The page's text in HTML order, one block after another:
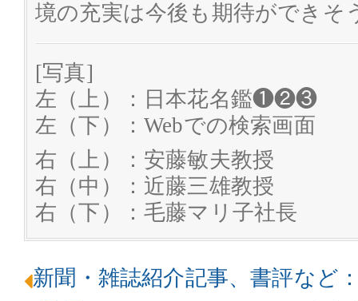
境の充実は今後も期待ができそ
[写真]
左（上）：日本花名鑑❶❷❸
左（下）：Webでの検索画面
右（上）：安藤敏夫教授
右（中）：近藤三雄教授
右（下）：毛藤マリ子社長
新聞・雑誌紹介記事、書評など